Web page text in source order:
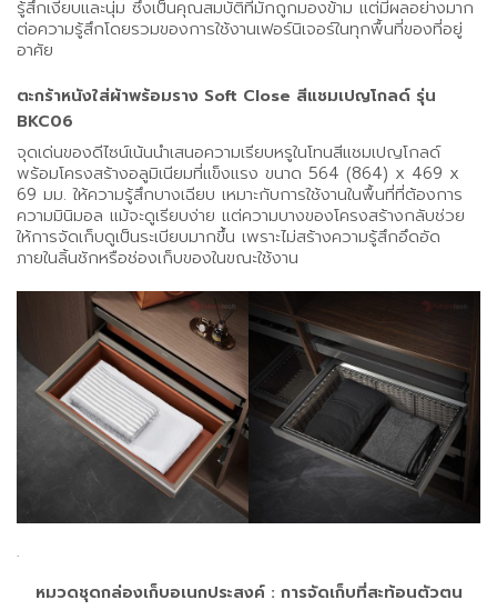
รู้สึกเงียบและนุ่ม ซึ่งเป็นคุณสมบัติที่มักถูกมองข้าม แต่มีผลอย่างมาก
ต่อความรู้สึกโดยรวมของการใช้งานเฟอร์นิเจอร์ในทุกพื้นที่ของที่อยู่
อาศัย
ตะกร้าหนังใส่ผ้าพร้อมราง Soft Close สีแชมเปญโกลด์ รุ่น
BKC06
จุดเด่นของดีไซน์เน้นนำเสนอความเรียบหรูในโทนสีแชมเปญโกลด์
พร้อมโครงสร้างอลูมิเนียมที่แข็งแรง ขนาด 564 (864) x 469 x
69 มม. ให้ความรู้สึกบางเฉียบ เหมาะกับการใช้งานในพื้นที่ที่ต้องการ
ความมินิมอล แม้จะดูเรียบง่าย แต่ความบางของโครงสร้างกลับช่วย
ให้การจัดเก็บดูเป็นระเบียบมากขึ้น เพราะไม่สร้างความรู้สึกอึดอัด
ภายในลิ้นชักหรือช่องเก็บของในขณะใช้งาน
.
หมวดชุดกล่องเก็บอเนกประสงค์ : การจัดเก็บที่สะท้อนตัวตน